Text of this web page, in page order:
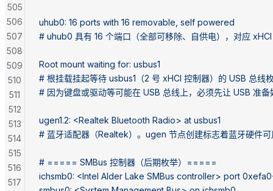
uhub0: 16 ports with 16 removable, self powered
# uhub0 具有 16 个端口（全部可移除、自供电），对应 xHCI
Root mount waiting for: usbus1
# 根挂载挂起等待 usbus1（2 号 xHCI 控制器）的 USB 总线
# 因为键盘或驱动等可能在 USB 总线上，必须先让 USB 准
ugen1.2: <Realtek Bluetooth Radio> at usbus1
# 蓝牙适配器（Realtek）。ugen 节点创建标志着蓝牙硬件
# ===== SMBus 控制器（后期枚举）=====
ichsmb0: <Intel Alder Lake SMBus controller> port
505
506
507
508
509
510
511
512
513
514
515
516
517